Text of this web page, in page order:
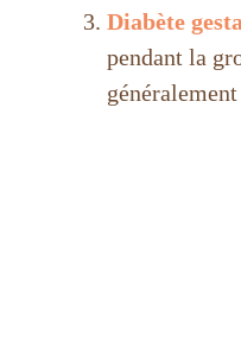
Diabète
pendant la